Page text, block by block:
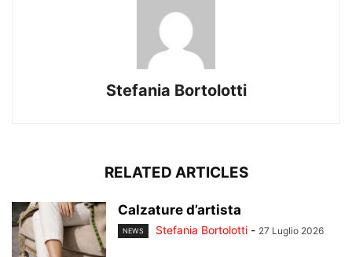
Stefania Bortolotti
RELATED ARTICLES
Calzature d’artista
NEWS Stefania Bortolotti - 27 Luglio 2026